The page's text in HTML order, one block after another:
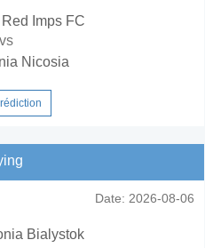
Imps FC
vs
Nicosia
Date: 2026-08-06
Bialystok